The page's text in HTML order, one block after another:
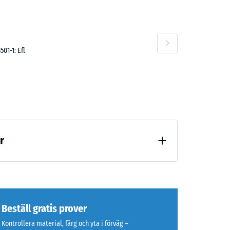
1: Efl
7188)
Beställ gratis prover
Kontrollera material, färg och yta i förväg –